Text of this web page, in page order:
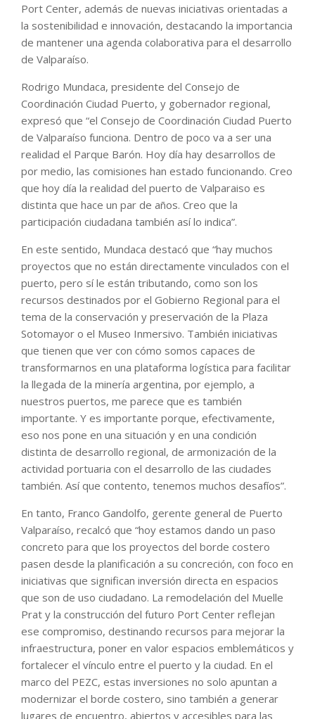
Port Center, además de nuevas iniciativas orientadas a
la sostenibilidad e innovación, destacando la importancia
de mantener una agenda colaborativa para el desarrollo
de Valparaíso.
Rodrigo Mundaca, presidente del Consejo de
Coordinación Ciudad Puerto, y gobernador regional,
expresó que “el Consejo de Coordinación Ciudad Puerto
de Valparaíso funciona. Dentro de poco va a ser una
realidad el Parque Barón. Hoy día hay desarrollos de
por medio, las comisiones han estado funcionando. Creo
que hoy día la realidad del puerto de Valparaiso es
distinta que hace un par de años. Creo que la
participación ciudadana también así lo indica”.
En este sentido, Mundaca destacó que “hay muchos
proyectos que no están directamente vinculados con el
puerto, pero sí le están tributando, como son los
recursos destinados por el Gobierno Regional para el
tema de la conservación y preservación de la Plaza
Sotomayor o el Museo Inmersivo. También iniciativas
que tienen que ver con cómo somos capaces de
transformarnos en una plataforma logística para facilitar
la llegada de la minería argentina, por ejemplo, a
nuestros puertos, me parece que es también
importante. Y es importante porque, efectivamente,
eso nos pone en una situación y en una condición
distinta de desarrollo regional, de armonización de la
actividad portuaria con el desarrollo de las ciudades
también. Así que contento, tenemos muchos desafíos”.
En tanto, Franco Gandolfo, gerente general de Puerto
Valparaíso, recalcó que “hoy estamos dando un paso
concreto para que los proyectos del borde costero
pasen desde la planificación a su concreción, con foco en
iniciativas que significan inversión directa en espacios
que son de uso ciudadano. La remodelación del Muelle
Prat y la construcción del futuro Port Center reflejan
ese compromiso, destinando recursos para mejorar la
infraestructura, poner en valor espacios emblemáticos y
fortalecer el vínculo entre el puerto y la ciudad. En el
marco del PEZC, estas inversiones no solo apuntan a
modernizar el borde costero, sino también a generar
lugares de encuentro, abiertos y accesibles para las